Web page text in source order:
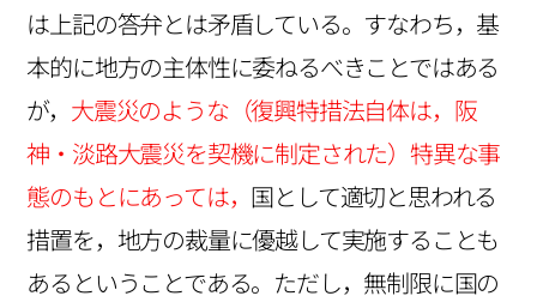
は上記の答弁とは矛盾している。すなわち，基
本的に地方の主体性に委ねるべきことではある
が， 大震災のような（復興特措法自体は，阪
神・淡路大震災を契機に制定された）特異な事
態のもとにあっては， 国として適切と思われる
措置を，地方の裁量に優越して実施することも
あるということである。ただし，無制限に国の